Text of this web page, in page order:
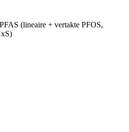
(lineaire + vertakte PFOS,